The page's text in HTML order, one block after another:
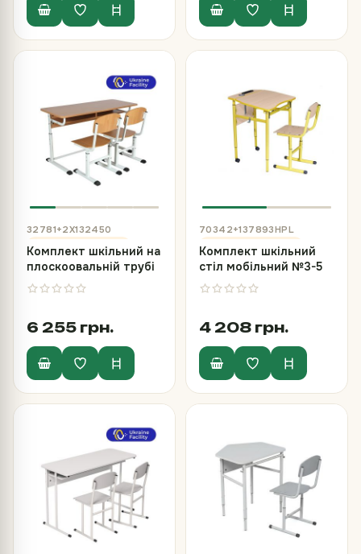
32781+2Х132450
Комплект шкільний на
плоскоовальній трубі
№4-7, стіл та 2 стільці
Т-подібних
6 255 грн.
70342+137893HPL
Комплект шкільний
стіл мобільний №3-5
та стілець Т-подібний
№(2)3-5
4 208 грн.